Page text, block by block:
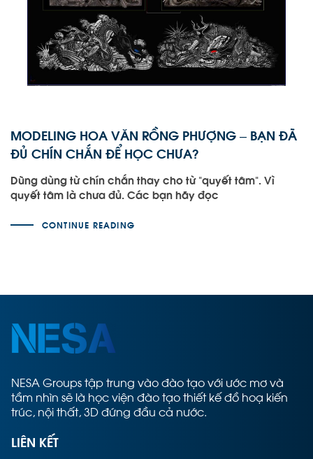
MODELING HOA VĂN RỒNG PHƯỢNG – BẠN ĐÃ
ĐỦ CHÍN CHẮN ĐỂ HỌC CHƯA?
Dũng dùng từ chín chắn thay cho từ “quyết tâm”. Vì
quyết tâm là chưa đủ. Các bạn hãy đọc
CONTINUE READING
NESA Groups tập trung vào đào tạo với ước mơ và
tầm nhìn sẽ là học viện đào tạo thiết kế đồ hoạ kiến
trúc, nội thất, 3D đứng đầu cả nước.
LIÊN KẾT